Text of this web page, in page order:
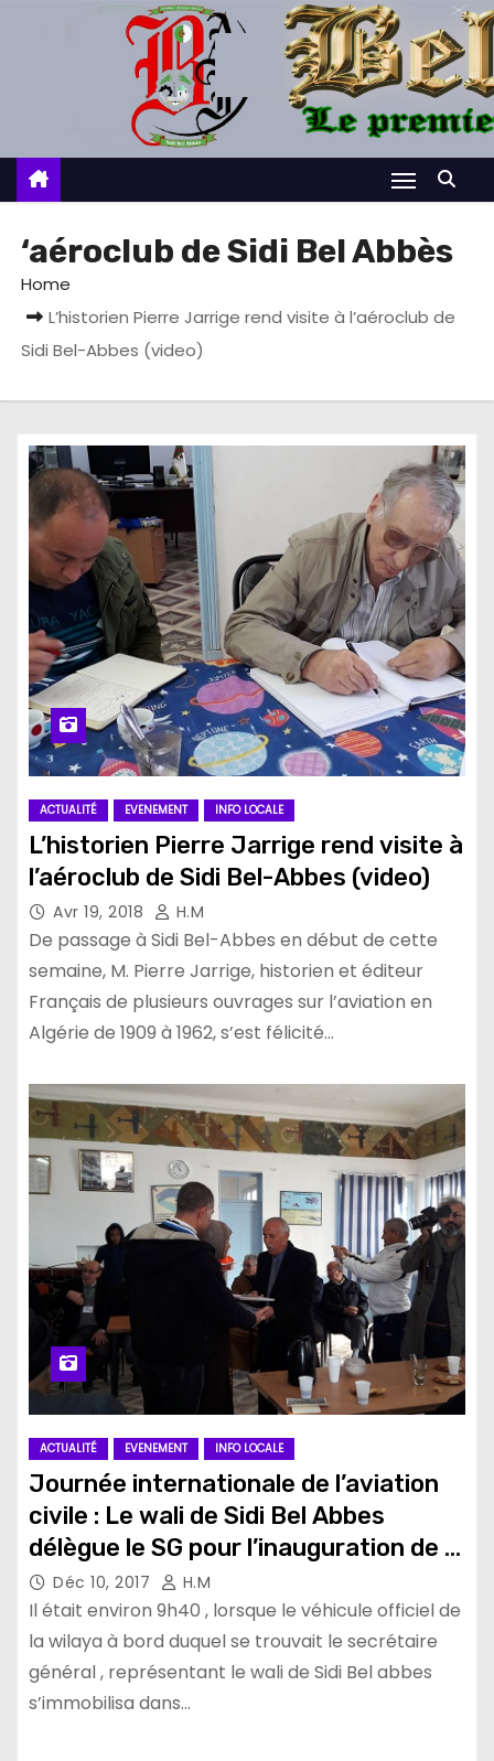
c
‘aéroclub de Sidi Bel Abbès
Home
L’historien Pierre Jarrige rend visite à l’aéroclub de
Sidi Bel-Abbes (video)
ACTUALITÉ EVENEMENT INFO LOCALE
L’historien Pierre Jarrige rend visite à
l’aéroclub de Sidi Bel-Abbes (video)
Avr 19, 2018 H.M
De passage à Sidi Bel-Abbes en début de cette
semaine, M. Pierre Jarrige, historien et éditeur
Français de plusieurs ouvrages sur l’aviation en
Algérie de 1909 à 1962, s’est félicité…
ACTUALITÉ EVENEMENT INFO LOCALE
Journée internationale de l’aviation
civile : Le wali de Sidi Bel Abbes
délègue le SG pour l’inauguration de la
journée! (Video)
Déc 10, 2017 H.M
Il était environ 9h40 , lorsque le véhicule officiel de
la wilaya à bord duquel se trouvait le secrétaire
général , représentant le wali de Sidi Bel abbes
s’immobilisa dans…